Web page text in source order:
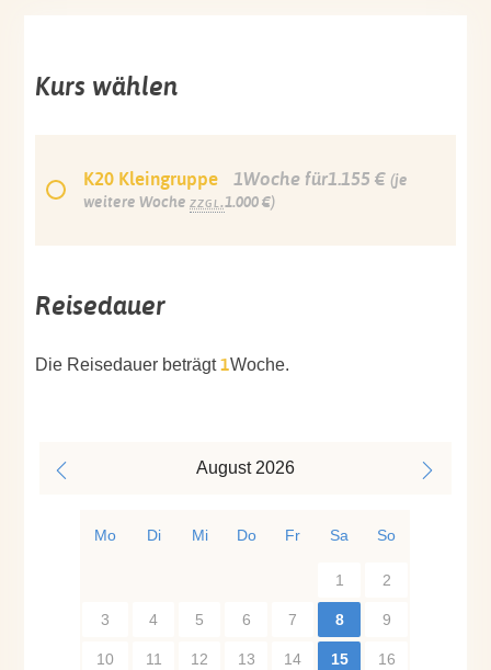
Kurs wählen
K20 Kleingruppe 1Woche für1.155 € (je
weitere Woche zzgl.1.000 €)
Reisedauer
Die Reisedauer beträgt1Woche.
August 2026
Mo Di Mi Do Fr Sa So
1 2
3 4 5 6 7 8 9
10 11 12 13 14 15 16